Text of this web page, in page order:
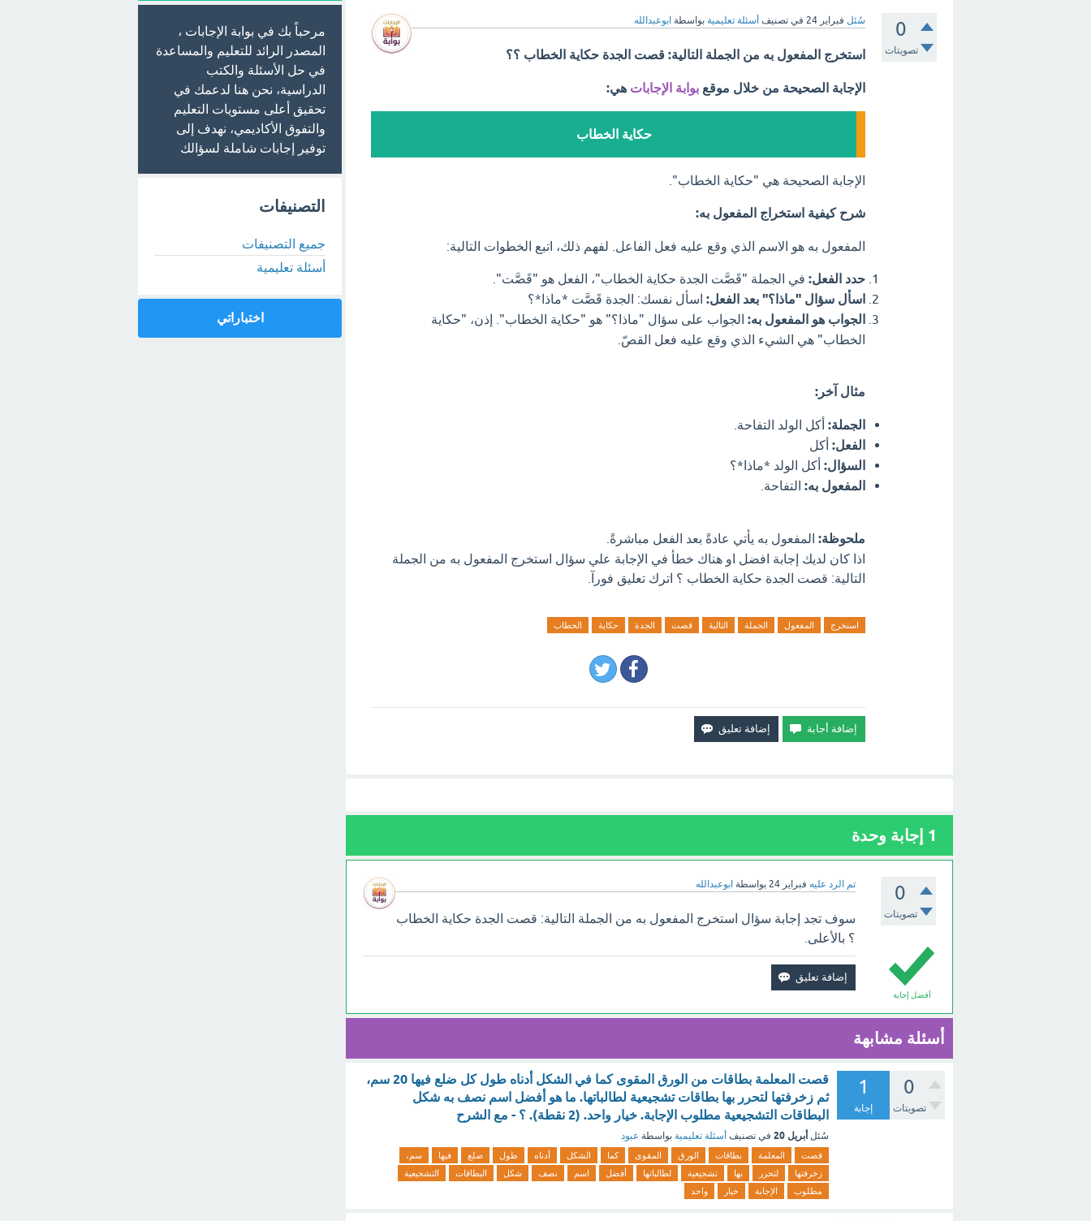
0
تصويتات
سُئل فبراير 24 في تصنيف أسئلة تعليمية بواسطة ابوعبدالله
استخرج المفعول به من الجملة التالية: قصت الجدة حكاية الخطاب ؟؟
الإجابة الصحيحة من خلال موقع بوابة الإجابات هي:
حكاية الخطاب
الإجابة الصحيحة هي "حكاية الخطاب".
شرح كيفية استخراج المفعول به:
المفعول به هو الاسم الذي وقع عليه فعل الفاعل. لفهم ذلك، اتبع الخطوات التالية:
حدد الفعل: في الجملة "قَصَّت الجدة حكاية الخطاب"، الفعل هو "قَصَّت".
اسأل سؤال "ماذا؟" بعد الفعل: اسأل نفسك: الجدة قَصَّت *ماذا*؟
الجواب هو المفعول به: الجواب على سؤال "ماذا؟" هو "حكاية الخطاب". إذن، "حكاية
الخطاب" هي الشيء الذي وقع عليه فعل القصّ.
مثال آخر:
الجملة: أكل الولد التفاحة.
الفعل: أكل
السؤال: أكل الولد *ماذا*؟
المفعول به: التفاحة.
ملحوظة: المفعول به يأتي عادةً بعد الفعل مباشرةً.
اذا كان لديك إجابة افضل او هناك خطأ في الإجابة علي سؤال استخرج المفعول به من الجملة
التالية: قصت الجدة حكاية الخطاب ؟ اترك تعليق فورآ.
استخرج المفعول الجملة التالية قصت الجدة حكاية الخطاب
1 إجابة وحدة
0
تصويتات
تم الرد عليه فبراير 24 بواسطة ابوعبدالله
أفضل إجابة
سوف تجد إجابة سؤال استخرج المفعول به من الجملة التالية: قصت الجدة حكاية الخطاب
؟ بالأعلى.
أسئلة مشابهة
0
تصويتات
1
إجابة
قصت المعلمة بطاقات من الورق المقوى كما في الشكل أدناه طول كل ضلع فيها 20 سم،
ثم زخرفتها لتحرر بها بطاقات تشجيعية لطالباتها. ما هو أفضل اسم نصف به شكل
البطاقات التشجيعية مطلوب الإجابة. خيار واحد. (2 نقطة). ؟ - مع الشرح
سُئل أبريل 20 في تصنيف أسئلة تعليمية بواسطة عبود
قصت المعلمة بطاقات الورق المقوى كما الشكل أدناه طول ضلع فيها
سم،
زخرفتها
لتحرر بها تشجيعية لطالباتها أفضل اسم نصف شكل البطاقات
التشجيعية
مطلوب
الإجابة خيار واحد
مرحباً بك في بوابة الإجابات ،
المصدر الرائد للتعليم والمساعدة
في حل الأسئلة والكتب
الدراسية، نحن هنا لدعمك في
تحقيق أعلى مستويات التعليم
والتفوق الأكاديمي، نهدف إلى
توفير إجابات شاملة لسؤالك
التصنيفات
جميع التصنيفات
أسئلة تعليمية
اختباراتي